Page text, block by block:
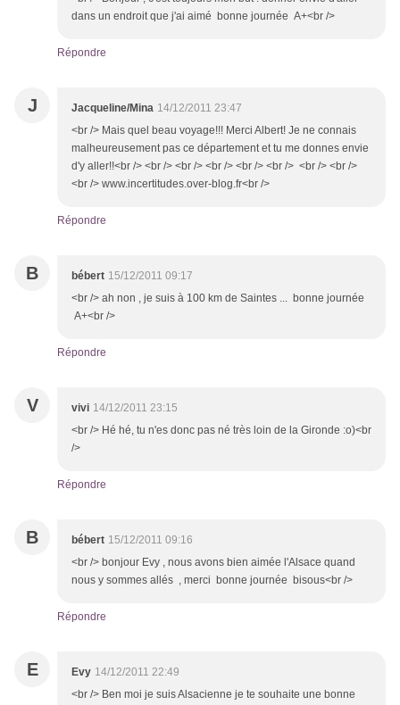
dans un endroit que j'ai aimé bonne journée A+<br />
Répondre
J Jacqueline/Mina 14/12/2011 23:47
<br /> Mais quel beau voyage!!! Merci Albert! Je ne connais
malheureusement pas ce département et tu me donnes envie
d'y aller!!<br /> <br /> <br /> <br /> <br /> <br /> <br /> <br />
<br /> www.incertitudes.over-blog.fr<br />
Répondre
B bébert 15/12/2011 09:17
<br /> ah non , je suis à 100 km de Saintes ... bonne journée
A+<br />
Répondre
V vivi 14/12/2011 23:15
<br /> Hé hé, tu n'es donc pas né très loin de la Gironde :o)<br
/>
Répondre
B bébert 15/12/2011 09:16
<br /> bonjour Evy , nous avons bien aimée l'Alsace quand
nous y sommes allés , merci bonne journée bisous<br />
Répondre
E Evy 14/12/2011 22:49
<br /> Ben moi je suis Alsacienne je te souhaite une bonne